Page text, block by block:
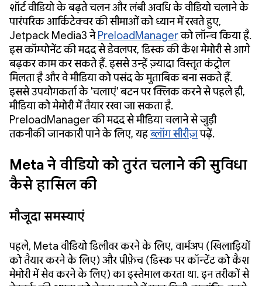
शॉर्ट वीडियो के बढ़ते चलन और लंबी अवधि के वीडियो चलाने के
पारंपरिक आर्किटेक्चर की सीमाओं को ध्यान में रखते हुए,
Jetpack Media3 ने PreloadManagerको लॉन्च किया है.
इस कॉम्पोनेंट की मदद से डेवलपर, डिस्क की कैश मेमोरी से आगे
बढ़कर काम कर सकते हैं. इससे उन्हें ज़्यादा विस्तृत कंट्रोल
मिलता है और वे मीडिया को पसंद के मुताबिक बना सकते हैं.
इससे उपयोगकर्ता के 'चलाएं' बटन पर क्लिक करने से पहले ही,
मीडिया को मेमोरी में तैयार रखा जा सकता है.
PreloadManager की मदद से मीडिया चलाने से जुड़ी
तकनीकी जानकारी पाने के लिए, यहब्लॉग सीरीज़पढ़ें.
Meta ने वीडियो को तुरंत चलाने की सुविधा
कैसे हासिल की
मौजूदा समस्याएं
पहले, Meta वीडियो डिलीवर करने के लिए, वार्मअप (खिलाड़ियों
को तैयार करने के लिए) और प्रीफ़ेच (डिस्क पर कॉन्टेंट को कैश
मेमोरी में सेव करने के लिए) का इस्तेमाल करता था. इन तरीकों से